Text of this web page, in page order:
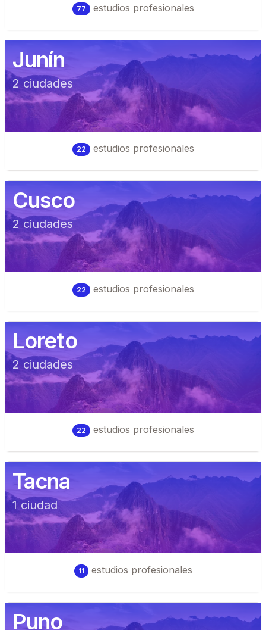
77 estudios profesionales
Junín
2 ciudades
22 estudios profesionales
Cusco
2 ciudades
22 estudios profesionales
Loreto
2 ciudades
22 estudios profesionales
Tacna
1 ciudad
11 estudios profesionales
Puno